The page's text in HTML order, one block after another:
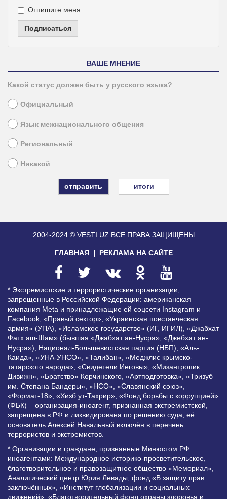
Отпишите меня
Подписаться
ВАШЕ МНЕНИЕ
Какой статус должен быть у русского языка?
Официальный
Язык межнационального общения
Региональный
Никакой
итоги
2004-2024 © VESTI.UZ ВСЕ ПРАВА ЗАЩИЩЕНЫ
ГЛАВНАЯ РЕКЛАМА НА САЙТЕ
* Экстремистские и террористические организации,
запрещенные в Российской Федерации: американская
компания Meta и принадлежащие ей соцсети Instagram и
Facebook, «Правый сектор», «Украинская повстанческая
армия» (УПА), «Исламское государство» (ИГ, ИГИЛ), «Джабхат
Фатх аш-Шам» (бывшая «Джабхат ан-Нусра», «Джебхат ан-
Нусра»), Национал-Большевистская партия (НБП), «Аль-
Каида», «УНА-УНСО», «Талибан», «Меджлис крымско-
татарского народа», «Свидетели Иеговы», «Мизантропик
Дивижн», «Братство» Корчинского, «Артподготовка», «Тризуб
им. Степана Бандеры», «НСО», «Славянский союз»,
«Формат-18», «Хизб ут-Тахрир», «Фонд борьбы с коррупцией»
(ФБК) – организация-иноагент, признанная экстремистской,
запрещена в РФ и ликвидирована по решению суда; её
основатель Алексей Навальный включён в перечень
террористов и экстремистов.
* Организации и граждане, признанные Минюстом РФ
иноагентами: Международное историко-просветительское,
благотворительное и правозащитное общество «Мемориал»,
Аналитический центр Юрия Левады, фонд «В защиту прав
заключённых», «Институт глобализации и социальных
движений», «Благотворительный фонд охраны здоровья и